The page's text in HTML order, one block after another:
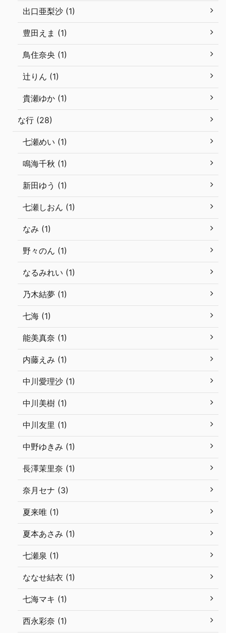
出口亜梨沙 (1)
豊田えま (1)
鳥住奈央 (1)
辻りん (1)
貴瀬ゆか (1)
な行 (28)
七瀬めい (1)
鳴海千秋 (1)
新田ゆう (1)
七瀬しおん (1)
なみ (1)
野々のん (1)
なるみれい (1)
乃木結夢 (1)
七海 (1)
能美真奈 (1)
内藤えみ (1)
中川愛理沙 (1)
中川美樹 (1)
中川友里 (1)
中野ゆきみ (1)
長澤茉里奈 (1)
奈月セナ (3)
夏来唯 (1)
夏本あさみ (1)
七瀬泉 (1)
ななせ結衣 (1)
七海マキ (1)
西永彩奈 (1)